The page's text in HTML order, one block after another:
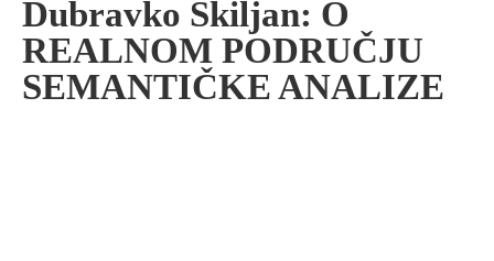
Dubravko Škiljan: O
REALNOM PODRUČJU
SEMANTIČKE ANALIZE